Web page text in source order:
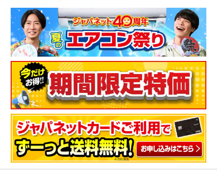
いので置く場所を選ばずしかもおしゃれで大満足です。
（福島県 50代M.Y様 ）
さすがアラジンです
持ち運びも楽ちんコンセントさえあればすぐに暖かくなり心地
よい暖かさです。さすがアラジンです
（岡山県50代H.K様）
十分ポカポカ、これにして良かった！